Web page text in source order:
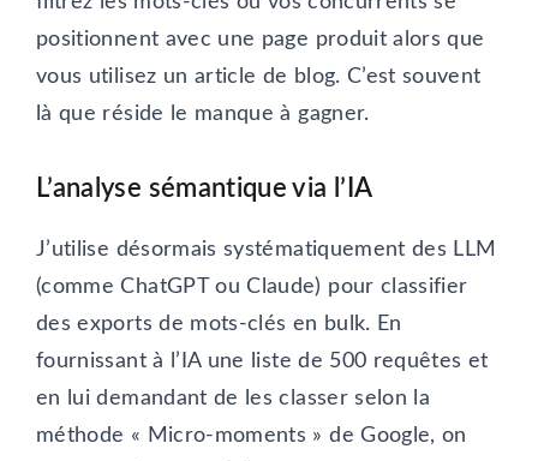
positionnent avec une page produit alors que
vous utilisez un article de blog. C’est souvent
là que réside le manque à gagner.
L’analyse sémantique via l’IA
J’utilise désormais systématiquement des LLM
(comme ChatGPT ou Claude) pour classifier
des exports de mots-clés en bulk. En
fournissant à l’IA une liste de 500 requêtes et
en lui demandant de les classer selon la
méthode « Micro-moments » de Google, on